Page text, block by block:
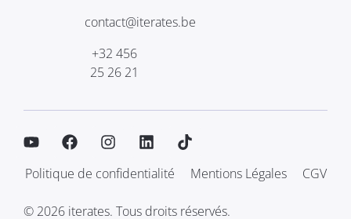
contact@iterates.be
+32 456
25 26 21
© 2026 iterates. Tous droits réservés.
Politique de confidentialité Mentions Légales CGV